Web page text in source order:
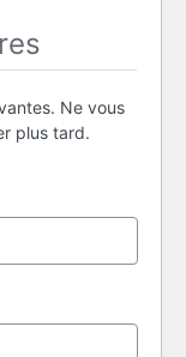
Ne vous
plus tard.